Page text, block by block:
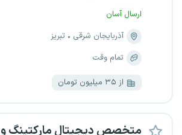
ارسال آسان
آذربایجان شرقی
تبریز
تمام وقت
از ۳۵ میلیون تومان
متخصص دیجیتال مارکتینگ و